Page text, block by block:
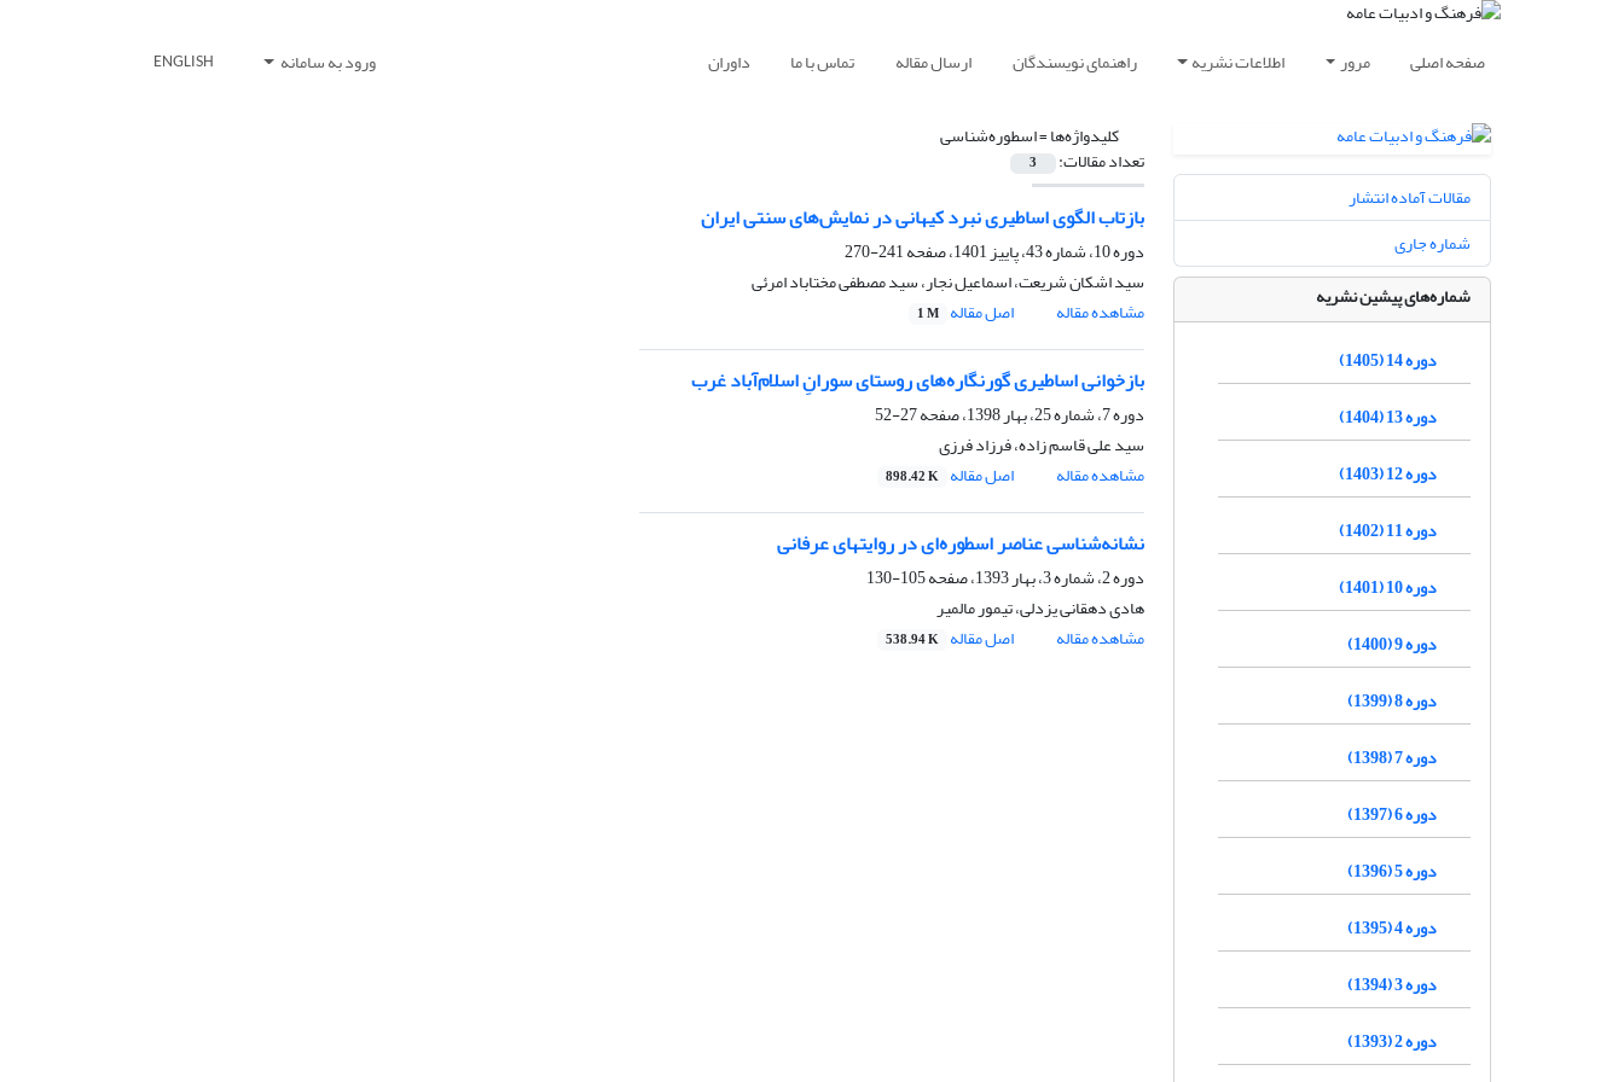
صفحه اصلی مرور اطلاعات نشریه راهنمای نویسندگان ارسال مقاله تماس با ما داوران ورود به سامانه ENGLISH
کلیدواژه‌ها =اسطوره‌شناسی
تعداد مقالات: 3
بازتاب الگوی اساطیری نبرد کیهانی در نمایش‌های سنتی ایران
دوره 10، شماره 43، پاییز 1401، صفحه
241-270
سید اشکان شریعت، اسماعیل نجار، سید مصطفی مختاباد امرئی
مشاهده مقاله
اصل مقاله 1 M
بازخوانی اساطیری گورنگاره‌های روستای سورانِ اسلام‌آباد غرب
دوره 7، شماره 25، بهار 1398، صفحه
27-52
سید علی قاسم زاده، فرزاد فرزی
مشاهده مقاله
اصل مقاله 898.42 K
نشانه‌شناسی عناصر اسطوره‌ای در روایتهای عرفانی
دوره 2، شماره 3، بهار 1393، صفحه
105-130
هادی دهقانی یزدلی، تیمور مالمیر
مشاهده مقاله
اصل مقاله 538.94 K
مقالات آماده انتشار
شماره جاری
شماره‌های پیشین نشریه
دوره 14 (1405)
دوره 13 (1404)
دوره 12 (1403)
دوره 11 (1402)
دوره 10 (1401)
دوره 9 (1400)
دوره 8 (1399)
دوره 7 (1398)
دوره 6 (1397)
دوره 5 (1396)
دوره 4 (1395)
دوره 3 (1394)
دوره 2 (1393)